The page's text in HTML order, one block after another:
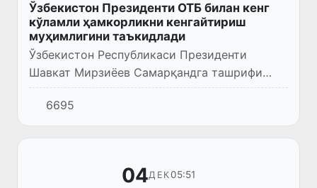
Ўзбекистон Президенти ОТБ билан кенг
кўламли ҳамкорликни кенгайтириш
муҳимлигини таъкидлади
Ўзбекистон Республикаси Президенти
Шавкат Мирзиёев Самарқандга ташрифи
доирасида Осиё тараққиёт банки
президенти Масато Канда бошчилигидаги
делегацияни қабул қилди.
6695
04ДЕК05:51